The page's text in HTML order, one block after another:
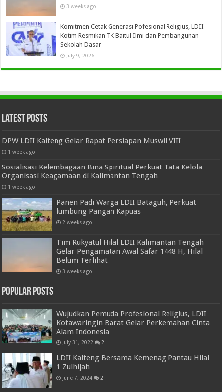
3 weeks ago
Komitmen Cetak Generasi Pofesional Religius, LDII
Kotim Resmikan TK Baitul Ilmi dan Pembangunan
Sekolah Dasar
July 9, 2026
Latest Posts
DPW LDII Kalteng Gelar Rapat Persiapan Muswil VIII
1 week ago
Sosialisasi Kelembagaan Bina Spiritual Perkuat Tata Kelola
Organisasi Keagamaan di Kalimantan Tengah
1 week ago
Panen Padi Warga LDII Bataguh, Perkuat
lumbung Pangan Kapuas
2 weeks ago
Tim Rukyatul Hilal LDII Kalimantan Tengah
Gelar Pengamatan Awal Safar 1448 H, Hilal
Belum Terlihat
3 weeks ago
Popular Posts
Wujudkan Pemuda Profesional Religius, LDII
Kotawaringin Barat Gelar Perkemahan Cinta
Alam Indonesia
July 31, 2022 2
LDII Kalteng Bersama Kemenag Pantau Hilal
1 Zulhijah
June 7, 2024 2